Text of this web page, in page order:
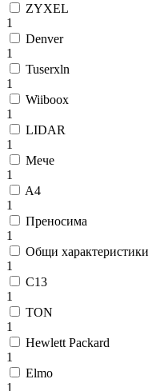
ZYXEL
1
Denver
1
Tuserxln
1
Wiiboox
1
LIDAR
1
Мече
1
A4
1
Преносима
1
Общи характеристики
1
C13
1
TON
1
Hewlett Packard
1
Elmo
1